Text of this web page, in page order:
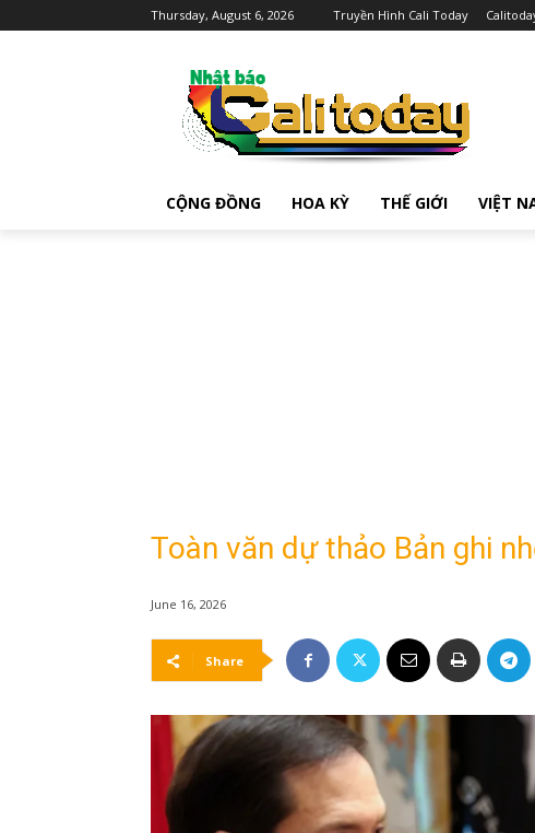
Thursday, August 6, 2026 Truyền Hình Cali Today
CỘNG ĐỒNG HOA KỲ THẾ GIỚI VIỆT
Toàn văn dự thảo Bản ghi
June 16, 2026
Share